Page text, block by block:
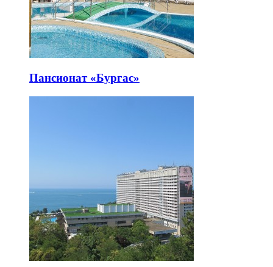
Пансионат «Бургас»